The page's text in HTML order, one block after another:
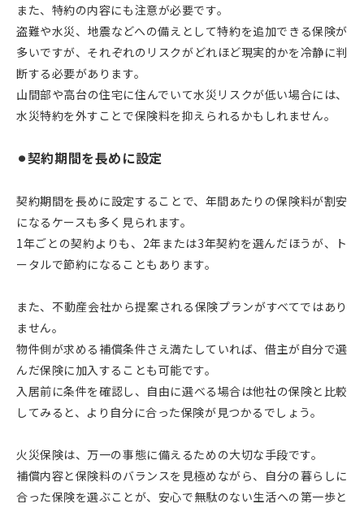
また、特約の内容にも注意が必要です。
盗難や水災、地震などへの備えとして特約を追加できる保険が
多いですが、それぞれのリスクがどれほど現実的かを冷静に判
断する必要があります。
山間部や高台の住宅に住んでいて水災リスクが低い場合には、
水災特約を外すことで保険料を抑えられるかもしれません。
⚫︎契約期間を長めに設定
契約期間を長めに設定することで、年間あたりの保険料が割安
になるケースも多く見られます。
1年ごとの契約よりも、2年または3年契約を選んだほうが、ト
ータルで節約になることもあります。
また、不動産会社から提案される保険プランがすべてではあり
ません。
物件側が求める補償条件さえ満たしていれば、借主が自分で選
んだ保険に加入することも可能です。
入居前に条件を確認し、自由に選べる場合は他社の保険と比較
してみると、より自分に合った保険が見つかるでしょう。
火災保険は、万一の事態に備えるための大切な手段です。
補償内容と保険料のバランスを見極めながら、自分の暮らしに
合った保険を選ぶことが、安心で無駄のない生活への第一歩と